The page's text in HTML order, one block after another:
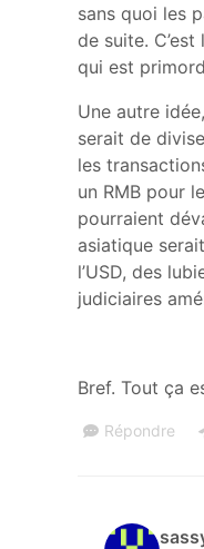
sans quoi les
de suite.
qui est
Une autre
serait de
les
un RMB pour
pourraient
asiatique
l’USD, des
judiciaires
Bref. Tout ça
Répondre